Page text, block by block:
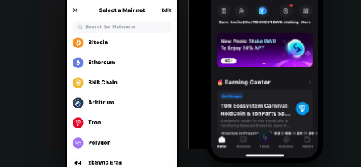
Português (Portugal)
Bahasa Indonesia